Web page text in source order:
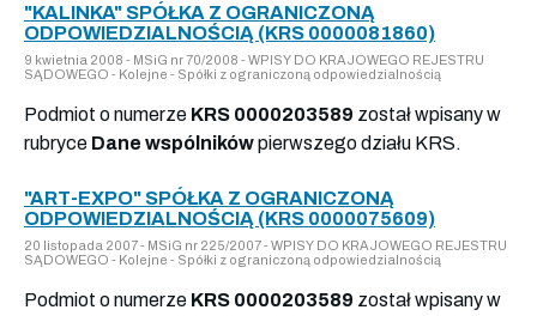
"KALINKA" SPÓŁKA Z OGRANICZONĄ
ODPOWIEDZIALNOŚCIĄ (KRS 0000081860)
9 kwietnia 2008 - MSiG nr 70/2008 - WPISY DO KRAJOWEGO REJESTRU
SĄDOWEGO - Kolejne - Spółki z ograniczoną odpowiedzialnością
Podmiot o numerze KRS 0000203589 został wpisany w
rubryce Dane wspólnikówpierwszego działu KRS.
"ART-EXPO" SPÓŁKA Z OGRANICZONĄ
ODPOWIEDZIALNOŚCIĄ (KRS 0000075609)
20 listopada 2007 - MSiG nr 225/2007 - WPISY DO KRAJOWEGO REJESTRU
SĄDOWEGO - Kolejne - Spółki z ograniczoną odpowiedzialnością
Podmiot o numerze KRS 0000203589 został wpisany w